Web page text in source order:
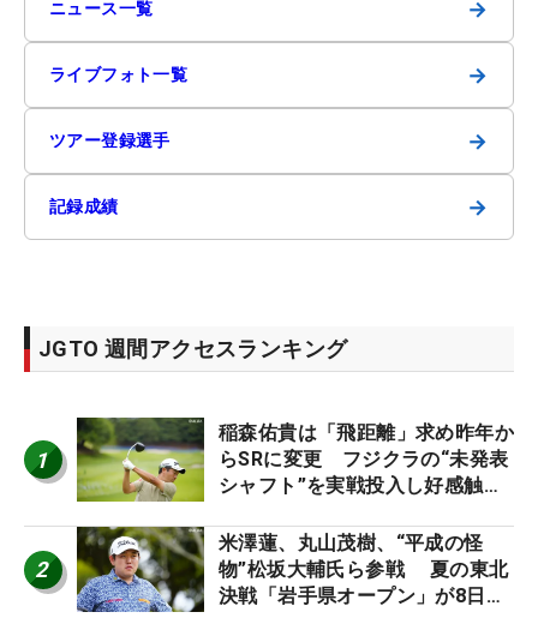
ニュース一覧 →
ライブフォト一覧 →
ツアー登録選手 →
記録成績 →
JGTO 週間アクセスランキング
1
稲森佑貴は「飛距離」求め昨年か
らSRに変更 フジクラの“未発表
シャフト”を実戦投入し好感触
ーのヒトネタ！】
2
米澤蓮、丸山茂樹、“平成の怪
物”松坂大輔氏ら参戦 夏の東北
決戦「岩手県オープン」が8日開